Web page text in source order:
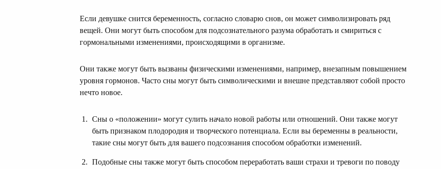
Если девушке снится беременность, согласно словарю снов, он может символизировать ряд
вещей. Они могут быть способом для подсознательного разума обработать и смириться с
гормональными изменениями, происходящими в организме.
Они также могут быть вызваны физическими изменениями, например, внезапным повышением
уровня гормонов. Часто сны могут быть символическими и внешне представляют собой просто
нечто новое.
Сны о «положении» могут сулить начало новой работы или отношений. Они также могут
быть признаком плодородия и творческого потенциала. Если вы беременны в реальности,
такие сны могут быть для вашего подсознания способом обработки изменений.
Подобные сны также могут быть способом переработать ваши страхи и тревоги по поводу